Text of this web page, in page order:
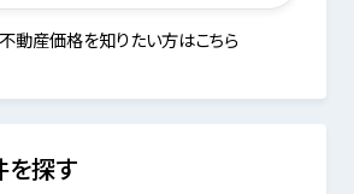
動産価格を知りたい方はこちら
を探す